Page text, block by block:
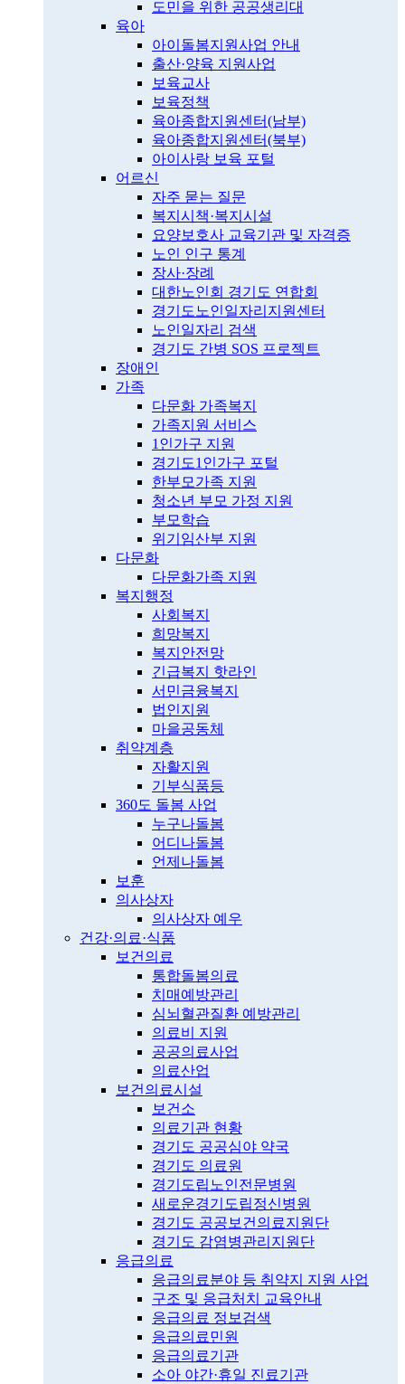
도민을 위한 공공생리대
육아
아이돌봄지원사업 안내
출산·양육 지원사업
보육교사
보육정책
육아종합지원센터(남부)
육아종합지원센터(북부)
아이사랑 보육 포털
어르신
자주 묻는 질문
복지시책·복지시설
요양보호사 교육기관 및 자격증
노인 인구 통계
장사·장례
대한노인회 경기도 연합회
경기도노인일자리지원센터
노인일자리 검색
경기도 간병 SOS 프로젝트
장애인
가족
다문화 가족복지
가족지원 서비스
1인가구 지원
경기도1인가구 포털
한부모가족 지원
청소년 부모 가정 지원
부모학습
위기임산부 지원
다문화
다문화가족 지원
복지행정
사회복지
희망복지
복지안전망
긴급복지 핫라인
서민금융복지
법인지원
마을공동체
취약계층
자활지원
기부식품등
360도 돌봄 사업
누구나돌봄
어디나돌봄
언제나돌봄
보훈
의사상자
의사상자 예우
건강·의료·식품
보건의료
통합돌봄의료
치매예방관리
심뇌혈관질환 예방관리
의료비 지원
공공의료사업
의료산업
보건의료시설
보건소
의료기관 현황
경기도 공공심야 약국
경기도 의료원
경기도립노인전문병원
새로운경기도립정신병원
경기도 공공보건의료지원단
경기도 감염병관리지원단
응급의료
응급의료분야 등 취약지 지원 사업
구조 및 응급처치 교육안내
응급의료 정보검색
응급의료민원
응급의료기관
소아 야간·휴일 진료기관